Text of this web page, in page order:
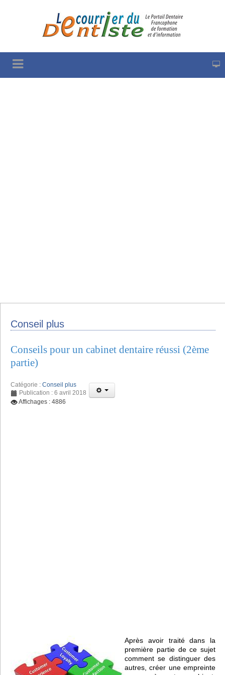
Conseil plus
Conseils pour un cabinet dentaire réussi (2ème
partie)
Catégorie : Conseil plus
Publication : 6 avril 2018
Affichages : 4886
Après avoir traité dans la
première partie de ce sujet
comment se distinguer des
autres, créer une empreinte